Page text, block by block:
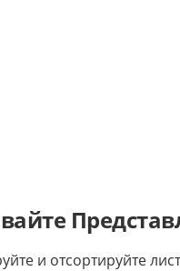
и отсортируйте